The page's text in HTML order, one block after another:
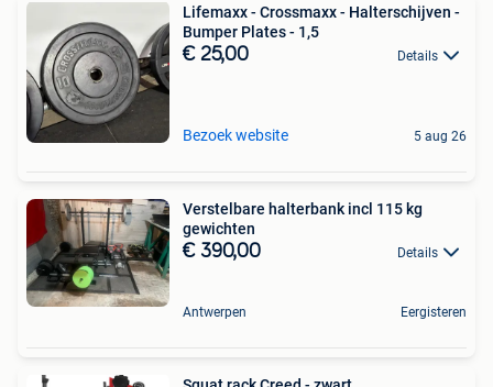
Lifemaxx - Crossmaxx - Halterschijven -
Bumper Plates - 1,5
€ 25,00 Details
Bezoek website 5 aug 26
Verstelbare halterbank incl 115 kg
gewichten
€ 390,00 Details
Antwerpen Eergisteren